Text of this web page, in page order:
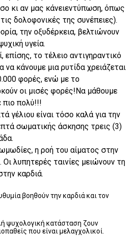
κι αν μας κάνειεντύπωση, όπως
δολοφονικές της συνέπειες).
την οξυδέρκεια, βελτιώνουν
υγεία.
επίσης, το τέλειο αντιγηραντικό
να κάνουμε μια ρυτίδα χρειάζεται
φορές, ενώ με το
οι μισές φορές!Να μάθουμε
πιο πολύ!!!
γέλιου είναι τόσο καλά για την
σωματικής άσκησης τρεις (3)
η ροή του αίματος στην
Οι λυπητερές ταινίες μειώνουν τη
καρδιά.
βοηθούν την καρδιά και τον
ψυχολογική κατάσταση ζουν
που είναι μελαγχολικοί.